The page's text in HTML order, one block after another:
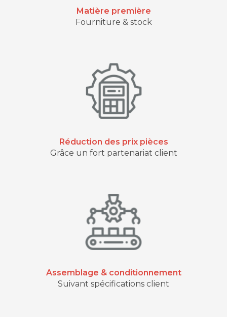
Matière première
Fourniture & stock
Réduction des prix pièces
Grâce un fort partenariat client
Assemblage & conditionnement
Suivant spécifications client